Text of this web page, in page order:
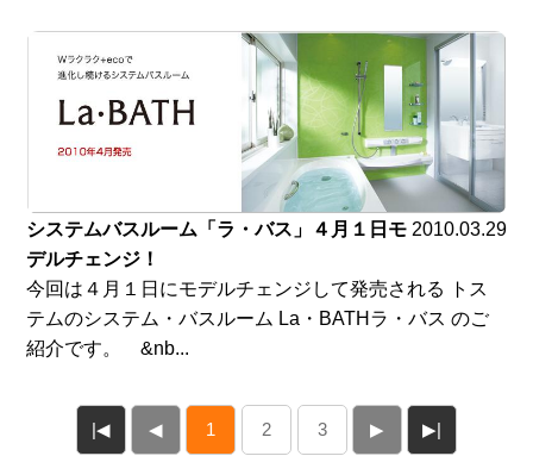
システムバスルーム「ラ・バス」４月１日モ
デルチェンジ！
2010.03.29
今回は４月１日にモデルチェンジして発売される トス
テムのシステム・バスルーム La・BATHラ・バス のご
紹介です。 &nb...
|◀ ◀ 1 2 3 ▶ ▶|